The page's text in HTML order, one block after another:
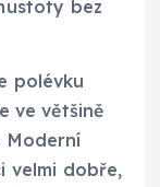
bez
polévku
ve většině
Moderní
velmi dobře,